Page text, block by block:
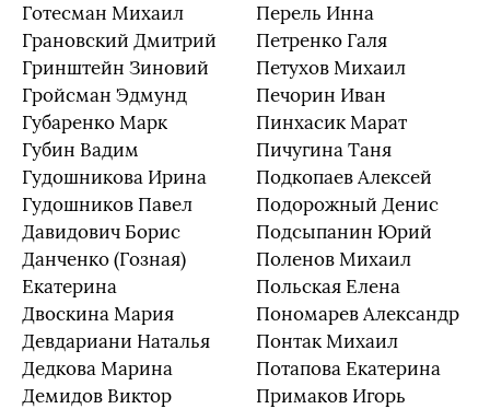
Готесман Михаил
Грановский Дмитрий
Гринштейн Зиновий
Гройсман Эдмунд
Губаренко Марк
Губин Вадим
Гудошникова Ирина
Гудошников Павел
Давидович Борис
Данченко (Гозная)
Екатерина
Двоскина Мария
Девдариани Наталья
Дедкова Марина
Демидов Виктор
Перель Инна
Петренко Галя
Петухов Михаил
Печорин Иван
Пинхасик Марат
Пичугина Таня
Подкопаев Алексей
Подорожный Денис
Подсыпанин Юрий
Поленов Михаил
Польская Елена
Пономарев Александр
Понтак Михаил
Потапова Екатерина
Примаков Игорь